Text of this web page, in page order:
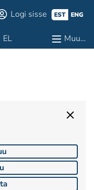
Logi sisse EST ENG
EL Muu…